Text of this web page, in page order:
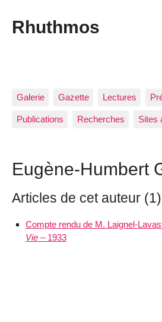
Rhuthmos
Galerie Gazette Lectures
Publications Recherches Sites
Eugène-Humbert
Articles de cet auteur (1)
Compte rendu de M. Laignel-
Vie– 1933